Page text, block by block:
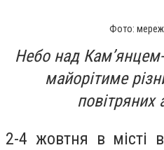
Фото:
Небо над
майорітиме
повітряних
2-4 жовтня в місті